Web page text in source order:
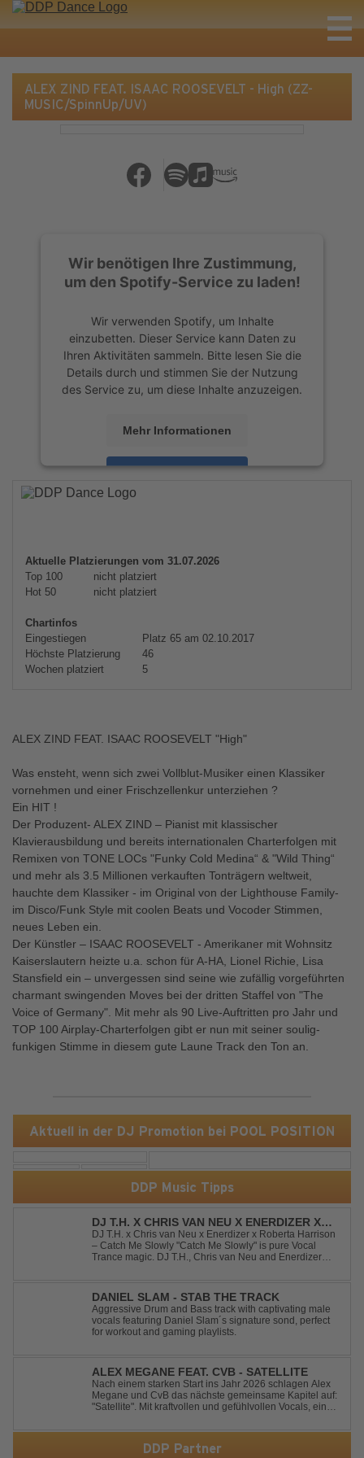
Aktuell in der DJ Promotion bei POOL POSITION
DDP Music Tipps
DJ T.H. X CHRIS VAN NEU X ENERDIZER X
ROBERTA HARRISON - CATCH ME SLOWLY
DJ T.H. x Chris van Neu x Enerdizer x Roberta Harrison
– Catch Me Slowly "Catch Me Slowly" is pure Vocal
Trance magic. DJ T.H., Chris van Neu and Enerdizer
Balearic Ibiza trance vibe. At the hear...
DANIEL SLAM - STAB THE TRACK
Aggressive Drum and Bass track with captivating male
vocals featuring Daniel Slam´s signature sond, perfect
for workout and gaming playlists.
ALEX MEGANE FEAT. CVB - SATELLITE
Nach einem starken Start ins Jahr 2026 schlagen Alex
Megane und CvB das nächste gemeinsame Kapitel auf:
"Satellite". Mit kraftvollen und gefühlvollen Vocals, einer
modernen Produktion entführt "Satellite" die Hörer auf
eine emotionale Reise durc...
DDP Partner
ALEX ZIND FEAT. ISAAC ROOSEVELT - High (ZZ-
MUSIC/SpinnUp/UV)
Wir benötigen Ihre Zustimmung,
um den Spotify-Service zu laden!
Wir verwenden Spotify, um Inhalte
einzubetten. Dieser Service kann Daten zu
Ihren Aktivitäten sammeln. Bitte lesen Sie die
Details durch und stimmen Sie der Nutzung
des Service zu, um diese Inhalte anzuzeigen.
Mehr Informationen
Akzeptieren
powered by
Aktuelle Platzierungen vom 31.07.2026
Top 100
nicht platziert
Hot 50
nicht platziert
Chartinfos
Eingestiegen
Platz 65 am 02.10.2017
Höchste Platzierung
46
Wochen platziert
5
ALEX ZIND FEAT. ISAAC ROOSEVELT "High"
Was ensteht, wenn sich zwei Vollblut-Musiker einen Klassiker
vornehmen und einer Frischzellenkur unterziehen ?
Ein HIT !
Der Produzent- ALEX ZIND – Pianist mit klassischer
Klavierausbildung und bereits internationalen Charterfolgen mit
Remixen von TONE LOCs "Funky Cold Medina“ & "Wild Thing“
und mehr als 3.5 Millionen verkauften Tonträgern weltweit,
hauchte dem Klassiker - im Original von der Lighthouse Family-
im Disco/Funk Style mit coolen Beats und Vocoder Stimmen,
neues Leben ein.
Der Künstler – ISAAC ROOSEVELT - Amerikaner mit Wohnsitz
Kaiserslautern heizte u.a. schon für A-HA, Lionel Richie, Lisa
Stansfield ein – unvergessen sind seine wie zufällig vorgeführten
charmant swingenden Moves bei der dritten Staffel von "The
Voice of Germany". Mit mehr als 90 Live-Auftritten pro Jahr und
TOP 100 Airplay-Charterfolgen gibt er nun mit seiner soulig-
funkigen Stimme in diesem gute Laune Track den Ton an.